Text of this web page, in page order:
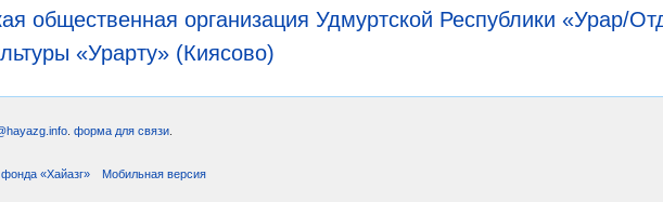
общественная организация Удмуртской Республики «Урар/
«Урарту» (Киясово)
форма для связи
«Хайазг» Мобильная версия